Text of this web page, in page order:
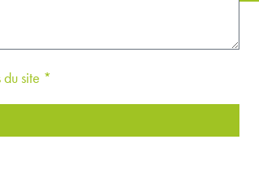
site *